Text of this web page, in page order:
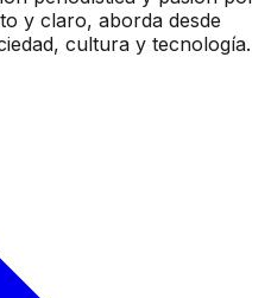
y claro, aborda desde
cultura y tecnología.